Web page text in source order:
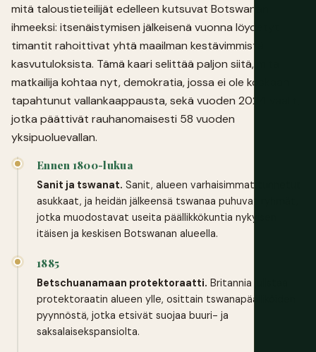
mitä taloustieteilijät edelleen kutsuvat Botswanan
ihmeeksi: itsenäistymisen jälkeisenä vuonna löydetyt
timantit rahoittivat yhtä maailman kestävimmistä
kasvutuloksista. Tämä kaari selittää paljon siitä, mitä
matkailija kohtaa nyt, demokratia, jossa ei ole koskaan
tapahtunut vallankaappausta, sekä vuoden 2024 vaalit,
jotka päättivät rauhanomaisesti 58 vuoden
yksipuoluevallan.
Ennen 1800-lukua
Sanit ja tswanat. Sanit, alueen varhaisimmat tunnetut
asukkaat, ja heidän jälkeensä tswanaa puhuvat ryhmät,
jotka muodostavat useita päällikkökuntia nykyisen
itäisen ja keskisen Botswanan alueella.
1885
Betschuanamaan protektoraatti. Britannia julistaa
protektoraatin alueen ylle, osittain tswanapäälliköiden
pyynnöstä, jotka etsivät suojaa buuri- ja
saksalaisekspansiolta.